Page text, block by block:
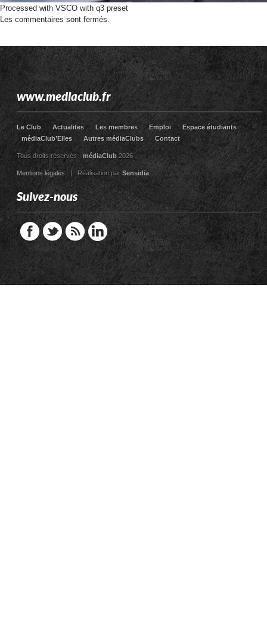
Processed with VSCO with q3 preset
Les commentaires sont fermés.
www.mediaclub.fr
Le Club Actualites Les membres Emploi
Espace étudiants
médiaClub’Elles
Autres médiaClubs Contact
Tous droits réservés - médiaClub2026
Mentions légales| Réalisation par Sensidia
Suivez-nous